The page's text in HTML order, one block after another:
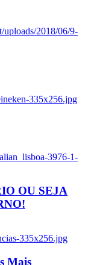
uploads/2018/06/9-
335x256.jpg
3976-1-
OU SEJA
335x256.jpg
Mais